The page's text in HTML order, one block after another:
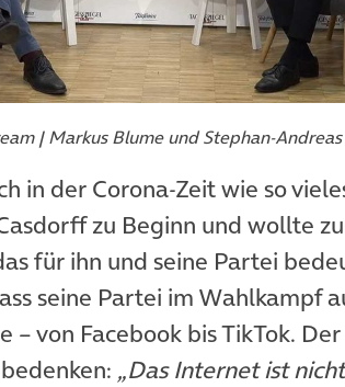
| Markus Blume und Stephan-
in der Corona-Zeit wie so
zu Beginn und wollte
für ihn und seine Partei
seine Partei im Wahlkampf
– von Facebook bis TikTok.
„Das Internet ist